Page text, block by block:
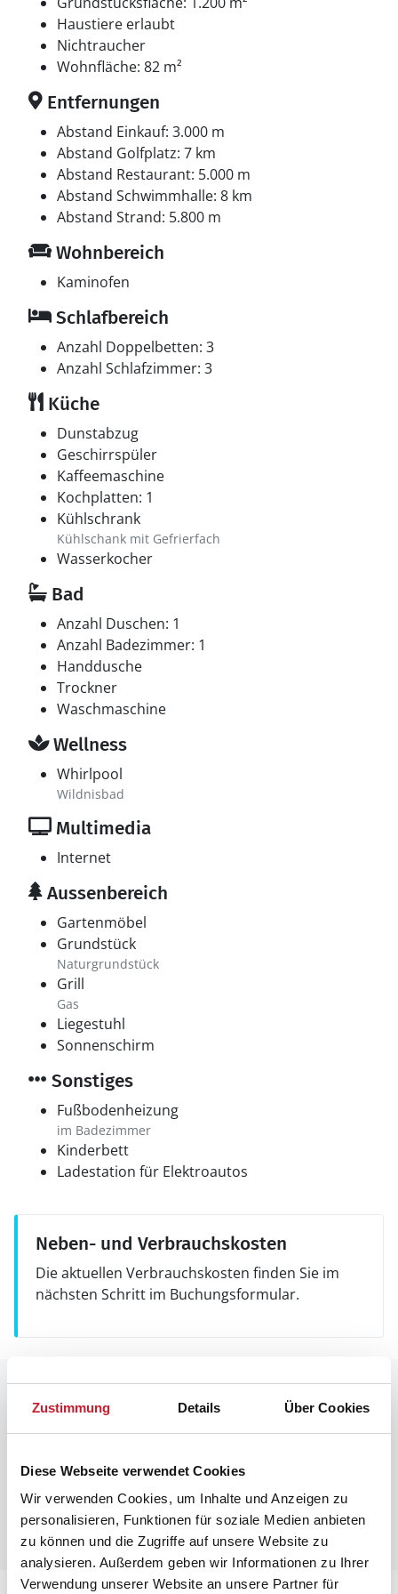
Zustimmung Details Über Cookies
Diese Webseite verwendet Cookies
Wir verwenden Cookies, um Inhalte und Anzeigen zu
personalisieren, Funktionen für soziale Medien anbieten
zu können und die Zugriffe auf unsere Website zu
analysieren. Außerdem geben wir Informationen zu Ihrer
Verwendung unserer Website an unsere Partner für
Haustiere erlaubt
Nichtraucher
Wohnfläche: 82 m²
Entfernungen
Abstand Einkauf: 3.000 m
Abstand Golfplatz: 7 km
Abstand Restaurant: 5.000 m
Abstand Schwimmhalle: 8 km
Abstand Strand: 5.800 m
Wohnbereich
Kaminofen
Schlafbereich
Anzahl Doppelbetten: 3
Anzahl Schlafzimmer: 3
Küche
Dunstabzug
Geschirrspüler
Kaffeemaschine
Kochplatten: 1
Kühlschrank
Kühlschank mit Gefrierfach
Wasserkocher
Bad
Anzahl Duschen: 1
Anzahl Badezimmer: 1
Handdusche
Trockner
Waschmaschine
Wellness
Whirlpool
Wildnisbad
Multimedia
Internet
Aussenbereich
Gartenmöbel
Grundstück
Naturgrundstück
Grill
Gas
Liegestuhl
Sonnenschirm
Sonstiges
Fußbodenheizung
im Badezimmer
Kinderbett
Ladestation für Elektroautos
Neben- und Verbrauchskosten
Die aktuellen Verbrauchskosten finden Sie im
nächsten Schritt im Buchungsformular.